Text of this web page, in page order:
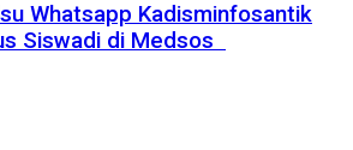
Whatsapp Kadisminfosantik
Siswadi di Medsos